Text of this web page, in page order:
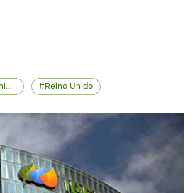
integra inteligencia
integra inteligencia
Iberdrola integra
Reino Unido